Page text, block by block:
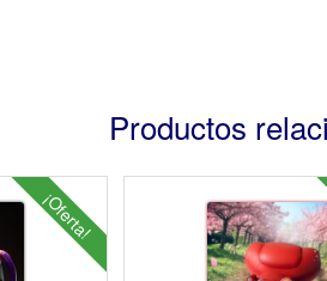
Productos
¡Oferta!